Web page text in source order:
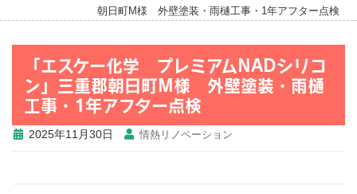
朝日町M様 外壁塗装・雨樋工事・1年アフター点検
「エスケー化学 プレミアムNADシリコ
ン」三重郡朝日町M様 外壁塗装・雨樋
工事・1年アフター点検
2025年11月30日 情熱リノベーション